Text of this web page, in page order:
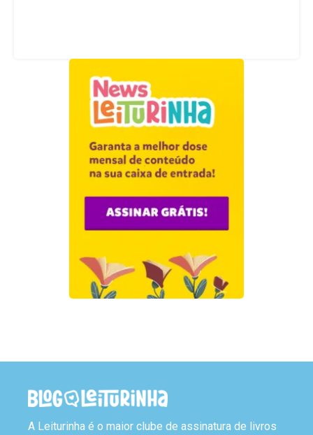
A Leiturinha é o maior clube de assinatura de livros